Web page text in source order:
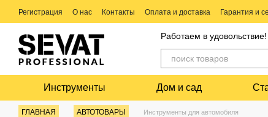
Перейти к основному контенту
Регистрация О нас Контакты Оплата и доставка Гарантия и
Ремонт электро и бензо инструмента
Работаем в удовольствие!
Инструменты Дом и сад
ГЛАВНАЯ АВТОТОВАРЫ Инструменты для автомобиля